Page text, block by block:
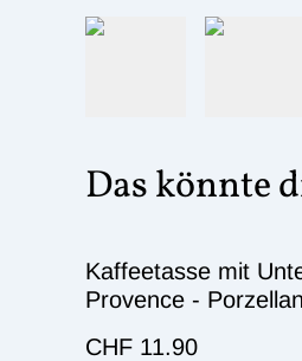
Das könnte
Kaffeetasse mit
Provence -
CHF 11.90